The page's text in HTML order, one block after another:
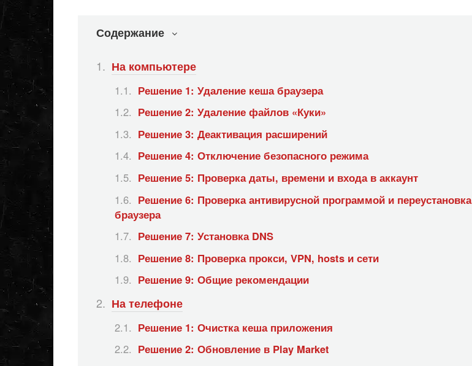
Содержание
На компьютере
Решение 1: Удаление кеша браузера
Решение 2: Удаление файлов «Куки»
Решение 3: Деактивация расширений
Решение 4: Отключение безопасного режима
Решение 5: Проверка даты, времени и входа в аккаунт
Решение 6: Проверка антивирусной программой и переустановка
браузера
Решение 7: Установка DNS
Решение 8: Проверка прокси, VPN, hosts и сети
Решение 9: Общие рекомендации
На телефоне
Решение 1: Очистка кеша приложения
Решение 2: Обновление в Play Market